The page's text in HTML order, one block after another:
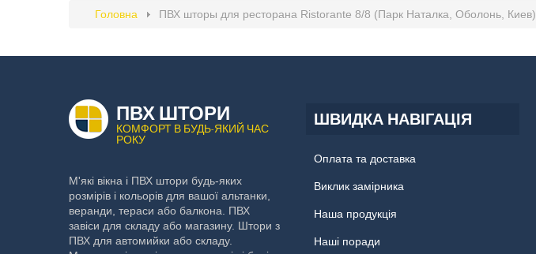
Головна ПВХ шторы для ресторана Ristorante 8/8 (Парк Наталка, Оболонь, Киев)
ПВХ ШТОРИ
КОМФОРТ В БУДЬ-ЯКИЙ ЧАС
РОКУ
М'які вікна і ПВХ штори будь-яких
розмірів і кольорів для вашої альтанки,
веранди, тераси або балкона. ПВХ
завіси для складу або магазину. Штори з
ПВХ для автомийки або складу.
ШВИДКА НАВІГАЦІЯ
Оплата та доставка
Виклик замірника
Наша продукція
Наші поради